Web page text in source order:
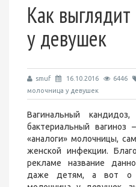
Как
у девушек
smuf 16.10.2016 6446
молочница у девушек
Вагинальный
бактериальный вагиноз
«аналоги» молочницы,
женской инфекции.
рекламе название
даже детям, а вот о